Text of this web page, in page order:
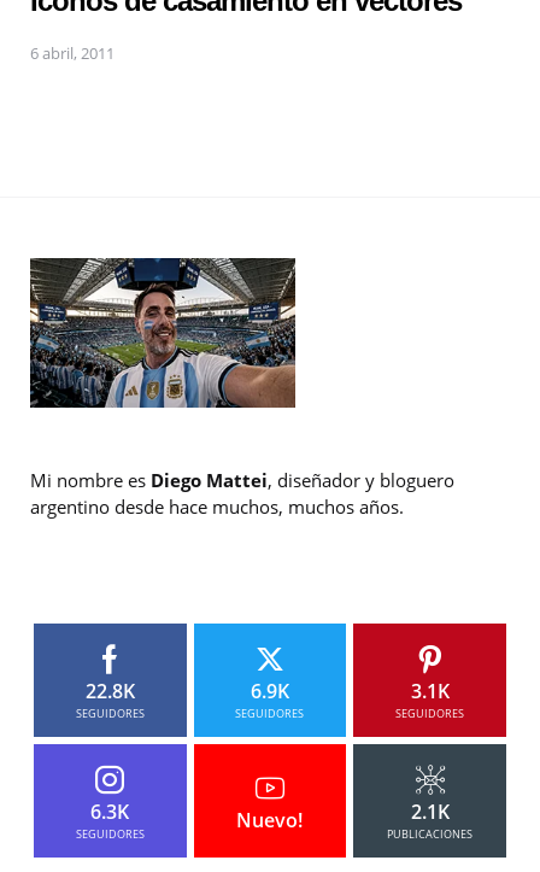
6 abril, 2011
Mi nombre es Diego Mattei, diseñador y bloguero
argentino desde hace muchos, muchos años.
22.8K
SEGUIDORES
6.9K
SEGUIDORES
3.1K
SEGUIDORES
6.3K
SEGUIDORES
Nuevo! 2.1K
PUBLICACIONES